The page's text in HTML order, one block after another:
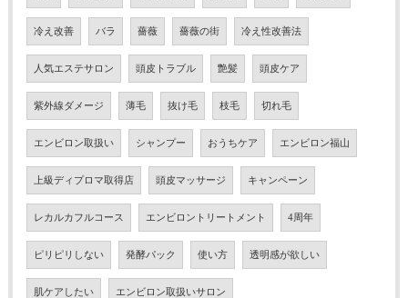
冷え改善 バラ 薔薇 薔薇の街 冷え性改善法
人気エステサロン 頭皮トラブル 艶髪 頭皮ケア
紫外線ダメージ 薄毛 抜け毛 枝毛 切れ毛
エンビロン取扱い シャンプー おうちケア エンビロン福山
上級ディプロマ取得店 頭皮マッサージ キャンペーン
レカルカフルコース エンビロントリートメント 4周年
ピリピリしない 発酵パック 使い方 透明感が欲しい
肌ケアしたい エンビロン取扱いサロン